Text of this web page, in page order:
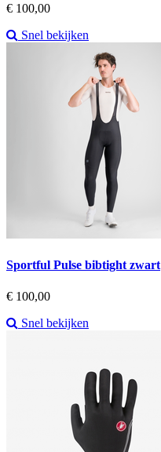
Prijs
€ 100,00
Snel bekijken
Sportful Pulse bibtight zwart
Prijs
€ 100,00
Snel bekijken